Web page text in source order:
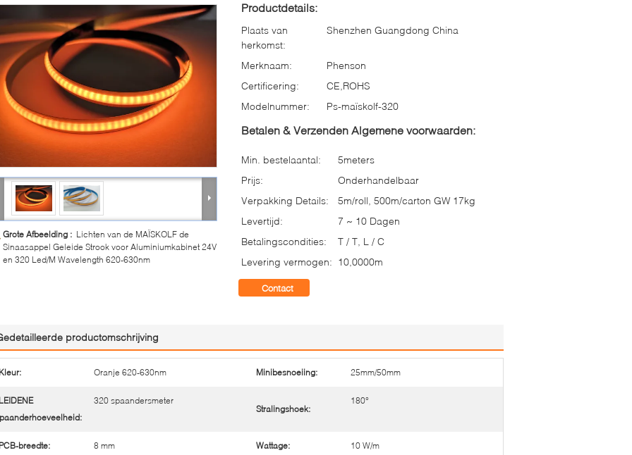
Grote Afbeelding : Lichten van de MAÏSKOLF de
Sinaasappel Geleide Strook voor Aluminiumkabinet 24V
en 320 Led/M Wavelength 620-630nm
Productdetails:
Plaats van
herkomst:
Shenzhen Guangdong China
Merknaam:
Phenson
Certificering:
CE,ROHS
Modelnummer:
Ps-maïskolf-320
Betalen & Verzenden Algemene voorwaarden:
Min. bestelaantal:
5meters
Prijs:
Onderhandelbaar
Verpakking Details:
5m/roll, 500m/carton GW 17kg
Levertijd:
7 ~ 10 Dagen
Betalingscondities:
T / T, L / C
Levering vermogen: 10,0000m
Contact
productomschrijving
Oranje 620-630nm Minibesnoeiing: 25mm/50mm
320 spaandersmeter
Stralingshoek:
180°
breedte: 8 mm Wattage: 10 W/m